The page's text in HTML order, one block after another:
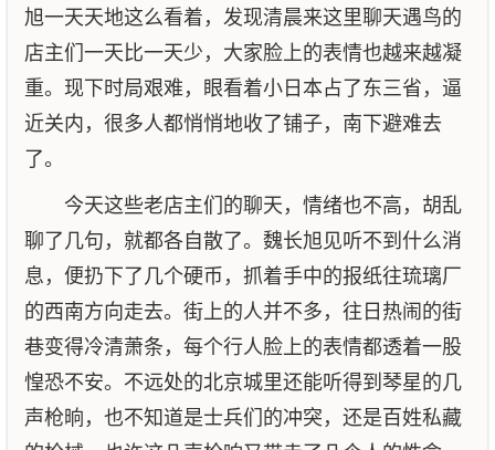
旭一天天地这么看着，发现清晨来这里聊天遇鸟的
店主们一天比一天少，大家脸上的表情也越来越凝
重。现下时局艰难，眼看着小日本占了东三省，逼
近关内，很多人都悄悄地收了铺子，南下避难去
了。
今天这些老店主们的聊天，情绪也不高，胡乱
聊了几句，就都各自散了。魏长旭见听不到什么消
息，便扔下了几个硬币，抓着手中的报纸往琉璃厂
的西南方向走去。街上的人并不多，往日热闹的街
巷变得冷清萧条，每个行人脸上的表情都透着一股
惶恐不安。不远处的北京城里还能听得到琴星的几
声枪晌，也不知道是士兵们的冲突，还是百姓私藏